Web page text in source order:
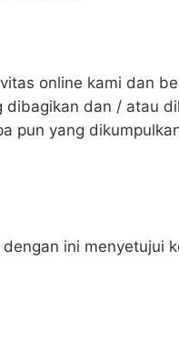
online kami dan
dan / atau
pun yang
ini menyetujui